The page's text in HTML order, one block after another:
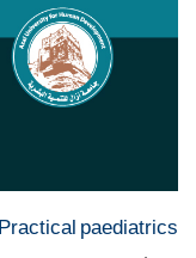
Practical paediatrics